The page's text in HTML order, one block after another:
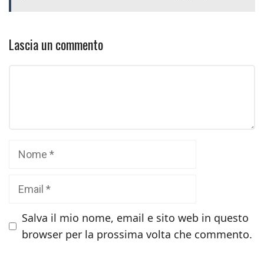
Lascia un commento
Salva il mio nome, email e sito web in questo
browser per la prossima volta che commento.